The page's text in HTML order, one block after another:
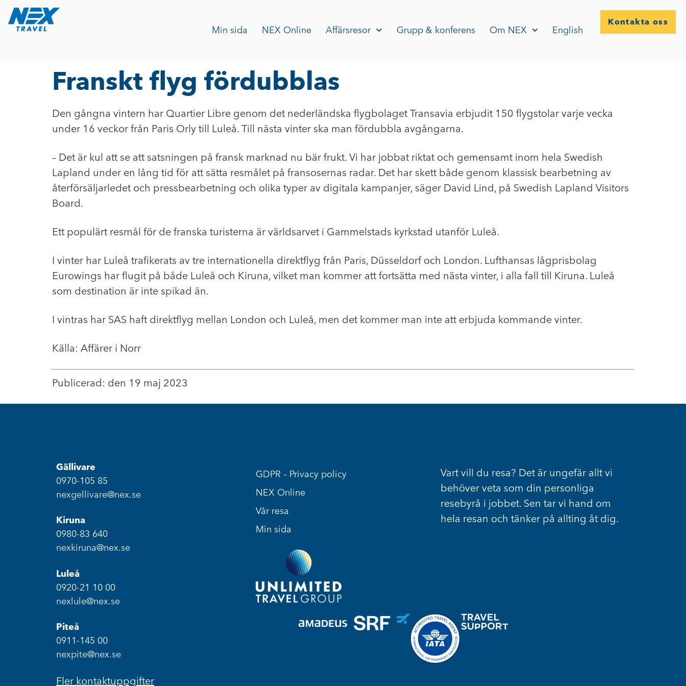
Min sida NEX Online Affärsresor Grupp & konferens Om NEX English
Kontakta oss
Franskt flyg fördubblas
Den gångna vintern har Quartier Libre genom det nederländska flygbolaget Transavia erbjudit 150 flygstolar varje vecka
under 16 veckor från Paris Orly till Luleå. Till nästa vinter ska man fördubbla avgångarna.
– Det är kul att se att satsningen på fransk marknad nu bär frukt. Vi har jobbat riktat och gemensamt inom hela Swedish
Lapland under en lång tid för att sätta resmålet på fransosernas radar. Det har skett både genom klassisk bearbetning av
återförsäljarledet och pressbearbetning och olika typer av digitala kampanjer, säger David Lind, på Swedish Lapland Visitors
Board.
Ett populärt resmål för de franska turisterna är världsarvet i Gammelstads kyrkstad utanför Luleå.
I vinter har Luleå trafikerats av tre internationella direktflyg från Paris, Düsseldorf och London. Lufthansas lågprisbolag
Eurowings har flugit på både Luleå och Kiruna, vilket man kommer att fortsätta med nästa vinter, i alla fall till Kiruna. Luleå
som destination är inte spikad än.
I vintras har SAS haft direktflyg mellan London och Luleå, men det kommer man inte att erbjuda kommande vinter.
Källa: Affärer i Norr
Publicerad: den 19 maj 2023
Gällivare
0970-105 85
nexgellivare@nex.se
Kiruna
0980-83 640
nexkiruna@nex.se
Luleå
0920-21 10 00
nexlule@nex.se
Piteå
0911-145 00
nexpite@nex.se
Fler kontaktuppgifter
GDPR – Privacy policy
NEX Online
Vår resa
Min sida
Vart vill du resa? Det är ungefär allt vi
behöver veta som din personliga
resebyrå i jobbet. Sen tar vi hand om
hela resan och tänker på allting åt dig.